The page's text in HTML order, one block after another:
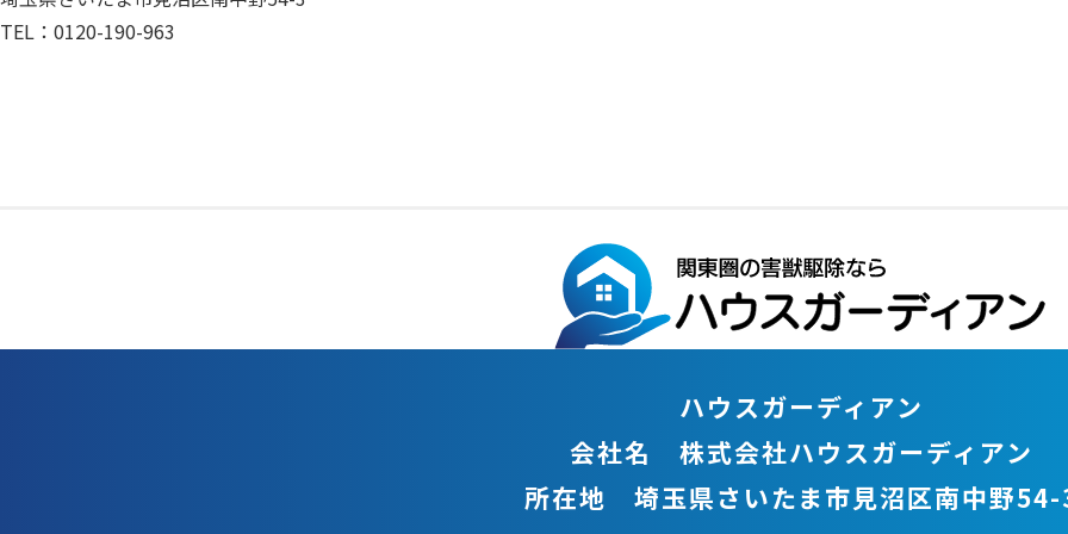
TEL：0120-190-963
ハウスガーディアン
会社名 株式会社ハウスガーディアン
所在地 埼玉県さいたま市見沼区南中野